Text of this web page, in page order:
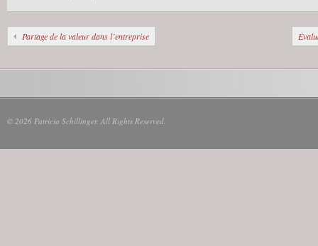
Partage de la valeur dans l’entreprise
© 2026 Patricia Schillinger. All Rights Reserved.